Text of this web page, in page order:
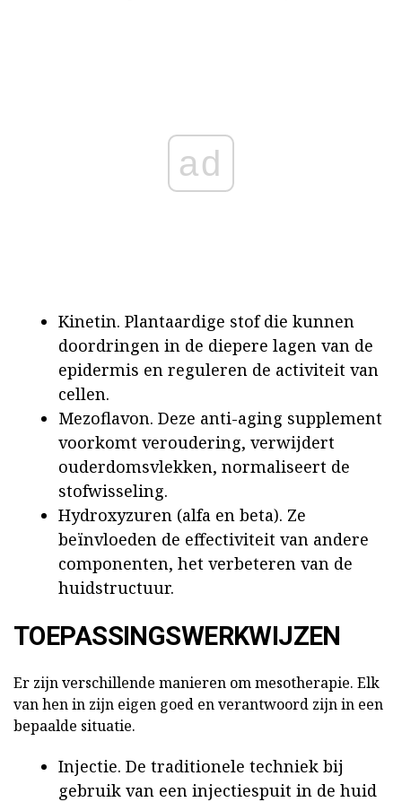
ad
Kinetin. Plantaardige stof die kunnen
doordringen in de diepere lagen van de
epidermis en reguleren de activiteit van
cellen.
Mezoflavon. Deze anti-aging supplement
voorkomt veroudering, verwijdert
ouderdomsvlekken, normaliseert de
stofwisseling.
Hydroxyzuren (alfa en beta). Ze
beïnvloeden de effectiviteit van andere
componenten, het verbeteren van de
huidstructuur.
TOEPASSINGSWERKWIJZEN
Er zijn verschillende manieren om mesotherapie. Elk
van hen in zijn eigen goed en verantwoord zijn in een
bepaalde situatie.
Injectie. De traditionele techniek bij
gebruik van een injectiespuit in de huid